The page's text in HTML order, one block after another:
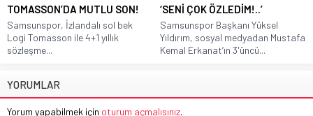
TOMASSON’DA MUTLU SON!
Samsunspor, İzlandalı sol bek
Logi Tomasson ile 4+1 yıllık
sözleşme...
‘SENİ ÇOK ÖZLEDİM!..’
Samsunspor Başkanı Yüksel
Yıldırım, sosyal medyadan Mustafa
Kemal Erkanat’ın 3'üncü...
YORUMLAR
Yorum yapabilmek için oturum açmalısınız.